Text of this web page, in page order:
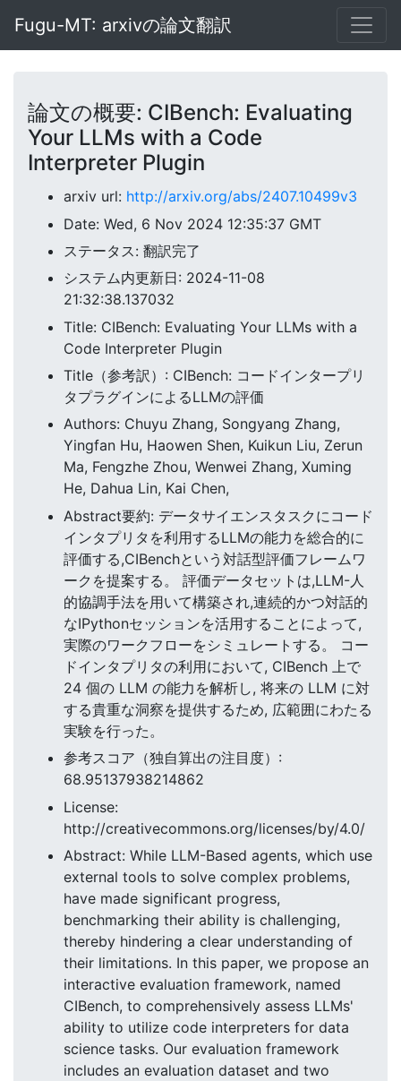
Fugu-MT: arxivの論文翻訳
論文の概要: CIBench: Evaluating
Your LLMs with a Code
Interpreter Plugin
arxiv url: http://arxiv.org/abs/2407.10499v3
Date: Wed, 6 Nov 2024 12:35:37 GMT
ステータス: 翻訳完了
システム内更新日: 2024-11-08
21:32:38.137032
Title: CIBench: Evaluating Your LLMs with a
Code Interpreter Plugin
Title（参考訳）: CIBench: コードインタープリ
タプラグインによるLLMの評価
Authors: Chuyu Zhang, Songyang Zhang,
Yingfan Hu, Haowen Shen, Kuikun Liu, Zerun
Ma, Fengzhe Zhou, Wenwei Zhang, Xuming
He, Dahua Lin, Kai Chen,
Abstract要約: データサイエンスタスクにコード
インタプリタを利用するLLMの能力を総合的に
評価する,CIBenchという対話型評価フレームワ
ークを提案する。 評価データセットは,LLM-人
的協調手法を用いて構築され,連続的かつ対話的
なIPythonセッションを活用することによって,
実際のワークフローをシミュレートする。 コー
ドインタプリタの利用において, CIBench 上で
24 個の LLM の能力を解析し, 将来の LLM に対
する貴重な洞察を提供するため, 広範囲にわたる
実験を行った。
参考スコア（独自算出の注目度）:
68.95137938214862
License:
http://creativecommons.org/licenses/by/4.0/
Abstract: While LLM-Based agents, which use
external tools to solve complex problems,
have made significant progress,
benchmarking their ability is challenging,
thereby hindering a clear understanding of
their limitations. In this paper, we propose an
interactive evaluation framework, named
CIBench, to comprehensively assess LLMs'
ability to utilize code interpreters for data
science tasks. Our evaluation framework
includes an evaluation dataset and two